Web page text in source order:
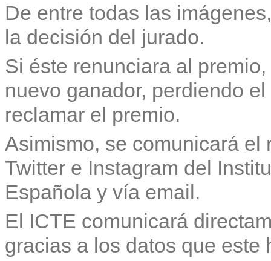
De entre todas las
la decisión del jurado.
Si éste renunciara al
nuevo ganador, perdiendo
reclamar el premio.
Asimismo, se comunicará el
Twitter e Instagram del
Española y vía email.
El ICTE comunicará
gracias a los datos que este